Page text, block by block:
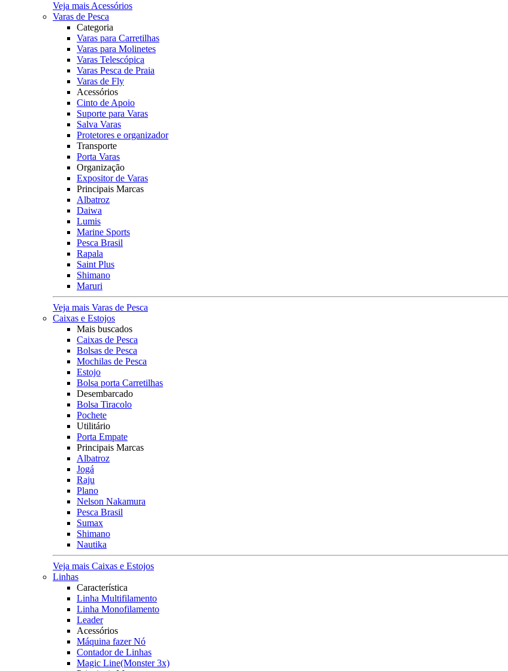
Veja mais Acessórios
Varas de Pesca
Categoria
Varas para Carretilhas
Varas para Molinetes
Varas Telescópica
Varas Pesca de Praia
Varas de Fly
Acessórios
Cinto de Apoio
Suporte para Varas
Salva Varas
Protetores e organizador
Transporte
Porta Varas
Organização
Expositor de Varas
Principais Marcas
Albatroz
Daiwa
Lumis
Marine Sports
Pesca Brasil
Rapala
Saint Plus
Shimano
Maruri
Veja mais Varas de Pesca
Caixas e Estojos
Mais buscados
Caixas de Pesca
Bolsas de Pesca
Mochilas de Pesca
Estojo
Bolsa porta Carretilhas
Desembarcado
Bolsa Tiracolo
Pochete
Utilitário
Porta Empate
Principais Marcas
Albatroz
Jogá
Raju
Plano
Nelson Nakamura
Pesca Brasil
Sumax
Shimano
Nautika
Veja mais Caixas e Estojos
Linhas
Característica
Linha Multifilamento
Linha Monofilamento
Leader
Acessórios
Máquina fazer Nó
Contador de Linhas
Magic Line(Monster 3x)